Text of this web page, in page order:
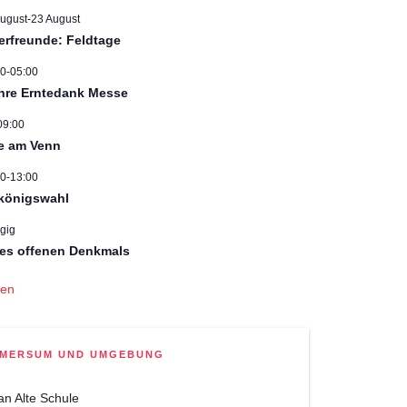
-23 August
Feldtage
-05:00
Erntedank Messe
am Venn
-13:00
offenen Denkmals
UND UMGEBUNG
Alte Schule